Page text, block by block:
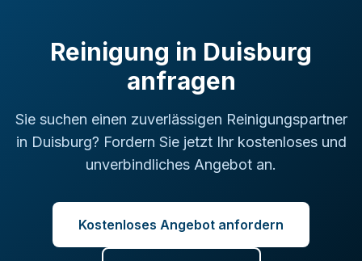
Reinigung in Duisburg
anfragen
Sie suchen einen zuverlässigen Reinigungspartner
in Duisburg? Fordern Sie jetzt Ihr kostenloses und
unverbindliches Angebot an.
Kostenloses Angebot anfordern